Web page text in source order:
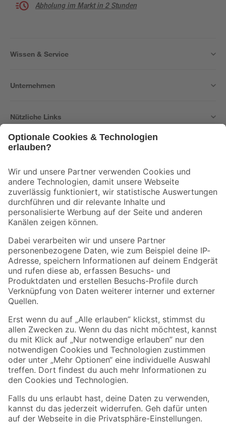
Abholung im Markt in 2 Stunden
Wissen & Service
Unternehmen
Nützliche Links
Der toom Newsletter: Keine Angebote und Aktionen mehr verpassen!
Zur Newsletter Anmeldung
Folge uns
Zahlungsarten Versandarten
Sicher einkaufen
Jetzt die toom-App herunterladen
Alle Preisangaben in EUR inkl. gesetzl. MwSt.. Die dargestellten Angebote sind unter
Umständen nicht in allen Märkten verfügbar. Die angegebenen Verfügbarkeiten beziehen